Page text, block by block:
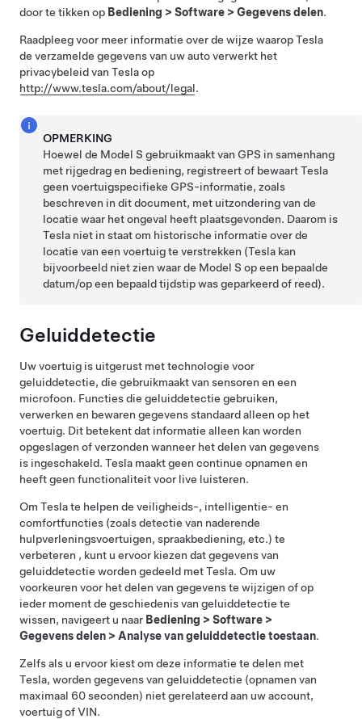
door te tikken op Bediening > Software > Gegevens delen.
Raadpleeg voor meer informatie over de wijze waarop Tesla
de verzamelde gegevens van uw auto verwerkt het
privacybeleid van Tesla op
http://www.tesla.com/about/legal.
OPMERKING
Hoewel de Model S gebruikmaakt van GPS in samenhang
met rijgedrag en bediening, registreert of bewaart Tesla
geen voertuigspecifieke GPS-informatie, zoals
beschreven in dit document, met uitzondering van de
locatie waar het ongeval heeft plaatsgevonden. Daarom is
Tesla niet in staat om historische informatie over de
locatie van een voertuig te verstrekken (Tesla kan
bijvoorbeeld niet zien waar de Model S op een bepaalde
datum/op een bepaald tijdstip was geparkeerd of reed).
Geluiddetectie
Uw voertuig is uitgerust met technologie voor
geluiddetectie, die gebruikmaakt van sensoren en een
microfoon. Functies die geluiddetectie gebruiken,
verwerken en bewaren gegevens standaard alleen op het
voertuig. Dit betekent dat informatie alleen kan worden
opgeslagen of verzonden wanneer het delen van gegevens
is ingeschakeld. Tesla maakt geen continue opnamen en
heeft geen functionaliteit voor live luisteren.
Om Tesla te helpen de veiligheids-, intelligentie- en
comfortfuncties (zoals detectie van naderende
hulpverleningsvoertuigen, spraakbediening, etc.) te
verbeteren , kunt u ervoor kiezen dat gegevens van
geluiddetectie worden gedeeld met Tesla. Om uw
voorkeuren voor het delen van gegevens te wijzigen of op
ieder moment de geschiedenis van geluiddetectie te
wissen, navigeert u naar Bediening > Software >
Gegevens delen > Analyse van geluiddetectie toestaan.
Zelfs als u ervoor kiest om deze informatie te delen met
Tesla, worden gegevens van geluiddetectie (opnamen van
maximaal 60 seconden) niet gerelateerd aan uw account,
voertuig of VIN.